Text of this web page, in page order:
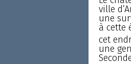
ville
une
à cette
cet
une